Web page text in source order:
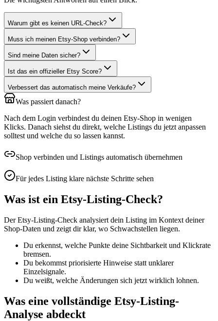
Warum gibt es keinen URL-Check?
Muss ich meinen Etsy-Shop verbinden?
Sind meine Daten sicher?
Ist das ein offizieller Etsy Score?
Verbessert das automatisch meine Verkäufe?
Was passiert danach?
Nach dem Login verbindest du deinen Etsy-Shop in wenigen
Klicks. Danach siehst du direkt, welche Listings du jetzt anpassen
solltest und welche du so lassen kannst.
Shop verbinden und Listings automatisch übernehmen
Für jedes Listing klare nächste Schritte sehen
Was ist ein Etsy-Listing-Check?
Der Etsy-Listing-Check analysiert dein Listing im Kontext deiner
Shop-Daten und zeigt dir klar, wo Schwachstellen liegen.
Du erkennst, welche Punkte deine Sichtbarkeit und Klickrate
bremsen.
Du bekommst priorisierte Hinweise statt unklarer
Einzelsignale.
Du weißt, welche Änderungen sich jetzt wirklich lohnen.
Was eine vollständige Etsy-Listing-
Analyse abdeckt